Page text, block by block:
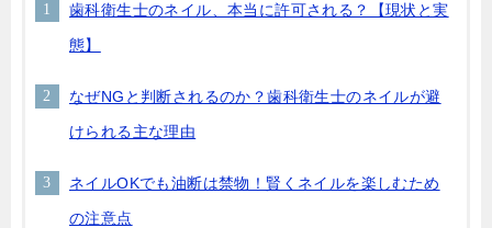
歯科衛生士のネイル、本当に許可される？【現状と実
態】
なぜNGと判断されるのか？歯科衛生士のネイルが避
けられる主な理由
ネイルOKでも油断は禁物！賢くネイルを楽しむため
の注意点